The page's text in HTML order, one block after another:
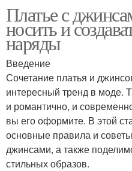
Платье с
носить и
наряды
Введение
Сочетание платья и
интересный тренд в моде.
и романтично, и
вы его оформите. В этой
основные правила и
джинсами, а также
стильных образов.